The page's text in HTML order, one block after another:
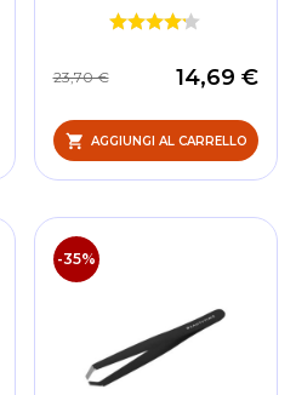
14,69 €
23,70 €
AGGIUNGI AL CARRELLO
-35%